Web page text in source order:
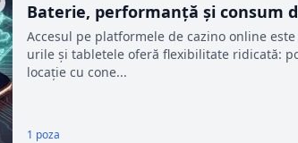
Baterie, performanță și consum
Accesul pe platformele de cazino online
urile și tabletele oferă flexibilitate ridicată:
locație cu cone...
1 poza